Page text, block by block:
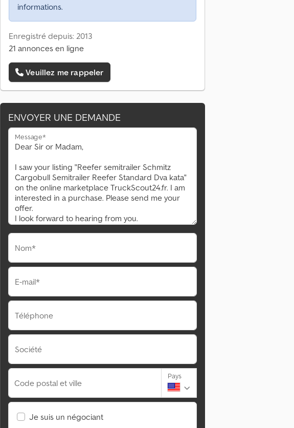
informations.
Enregistré depuis: 2013
21 annonces en ligne
Veuillez me rappeler
ENVOYER UNE DEMANDE
Message*
Nom*
E-mail*
Téléphone
Société
Code postal et ville
Pays
Je suis un négociant